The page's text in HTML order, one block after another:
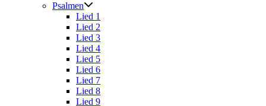
Psalmen
Lied 1
Lied 2
Lied 3
Lied 4
Lied 5
Lied 6
Lied 7
Lied 8
Lied 9